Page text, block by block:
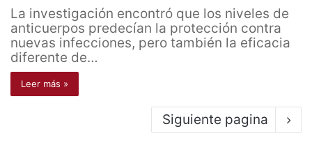
La investigación encontró que los niveles de
anticuerpos predecían la protección contra
nuevas infecciones, pero también la eficacia
diferente de…
Leer más »
Siguiente pagina